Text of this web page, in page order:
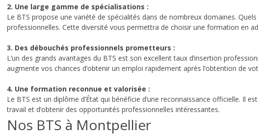
2. Une large gamme de spécialisations :
Le BTS propose une variété de spécialités dans de nombreux domaines.
professionnelles. Cette diversité vous permettra de choisir une formation en
3. Des débouchés professionnels prometteurs :
L’un des grands avantages du BTS est son excellent taux d’insertion
augmente vos chances d’obtenir un emploi rapidement après l’obtention de
4. Une formation reconnue et valorisée :
Le BTS est un diplôme d’État qui bénéficie d’une reconnaissance officielle. Il
travail et d’obtenir des opportunités professionnelles intéressantes.
Nos BTS à Montpellier